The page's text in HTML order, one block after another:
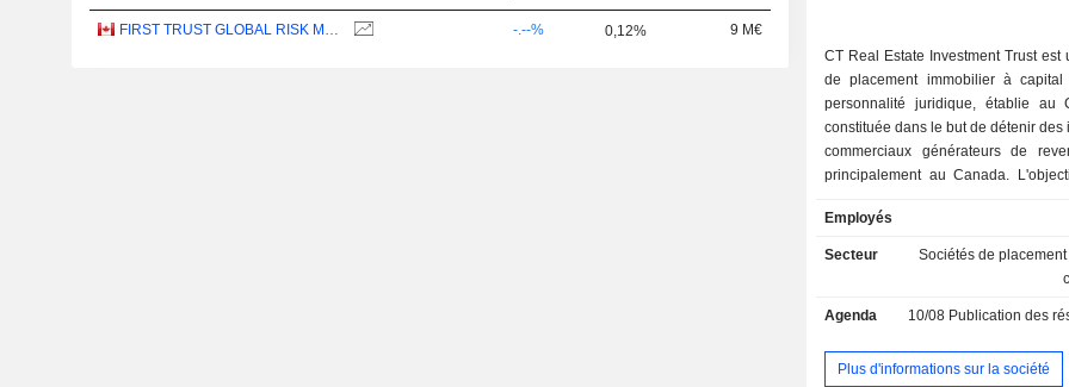
FIRST TRUST GLOBAL RISK MANAGED INCOME INDEX ETF - CAD -.--% 0,12% 9 M€
CT Real Estate Investment Trust est
de placement immobilier à
personnalité juridique, établie au
constituée dans le but de détenir des
commerciaux générateurs de
principalement au Canada.
des actifs à bail net et à locataire
créer de la valeur pour les détenteurs
long terme en générant des
en bénéficiant d'une fiscalité
élargir le portefeuille d'actifs de la
Employés
Secteur
Sociétés de
Agenda 10/08 Publication des résultats
Plus d'informations sur la société